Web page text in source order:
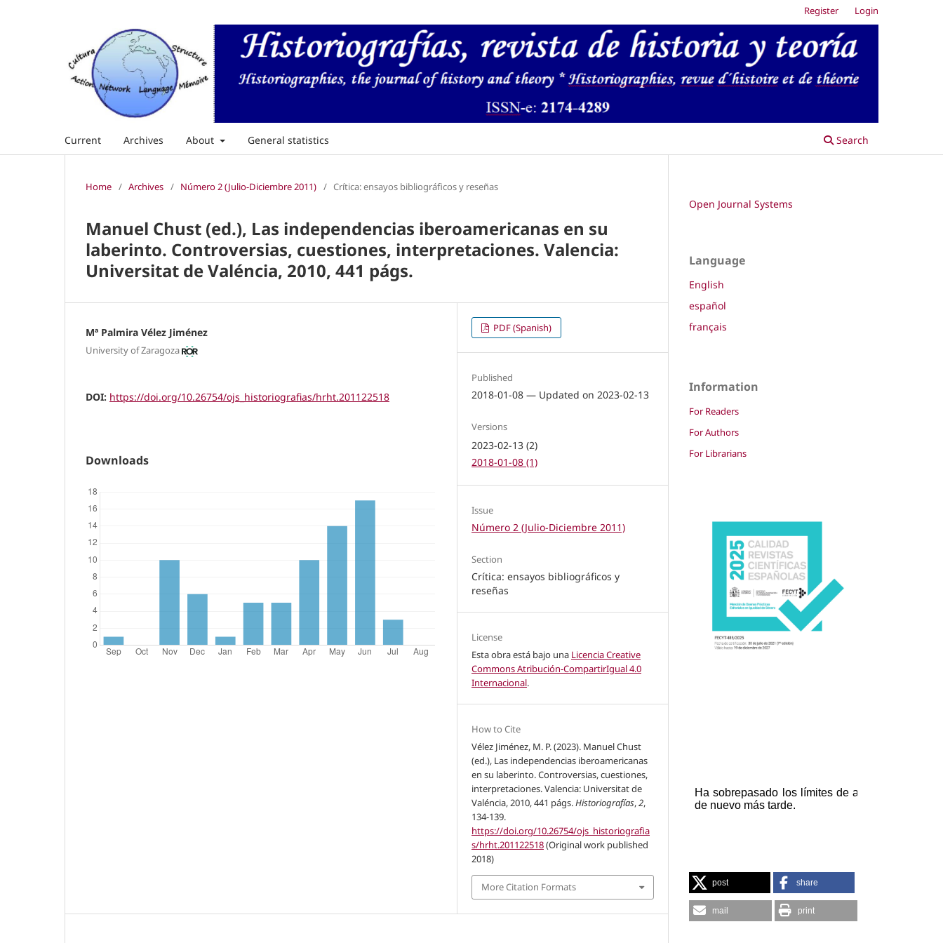
Current Archives About General statistics Search
Register Login
Home / Archives / Número 2 (Julio-Diciembre 2011) / Crítica: ensayos bibliográficos y reseñas
Manuel Chust (ed.), Las independencias iberoamericanas en su
laberinto. Controversias, cuestiones, interpretaciones. Valencia:
Universitat de Valéncia, 2010, 441 págs.
Mª Palmira Vélez Jiménez
University of Zaragoza
DOI: https://doi.org/10.26754/ojs_historiografias/hrht.201122518
Downloads
PDF (Spanish)
Published
2018-01-08 — Updated on 2023-02-13
Versions
2023-02-13 (2)
2018-01-08 (1)
Issue
Número 2 (Julio-Diciembre 2011)
Section
Crítica: ensayos bibliográficos y
reseñas
License
Esta obra está bajo una Licencia Creative
Commons Atribución-CompartirIgual 4.0
Internacional.
How to Cite
Vélez Jiménez, M. P. (2023). Manuel Chust
(ed.), Las independencias iberoamericanas
en su laberinto. Controversias, cuestiones,
interpretaciones. Valencia: Universitat de
Valéncia, 2010, 441 págs.Historiografías,2,
134-139.
https://doi.org/10.26754/ojs_historiografia
s/hrht.201122518(Original work published
2018)
More Citation Formats
Open Journal Systems
Language
English
español
français
Information
For Readers
For Authors
For Librarians
post share
mail print